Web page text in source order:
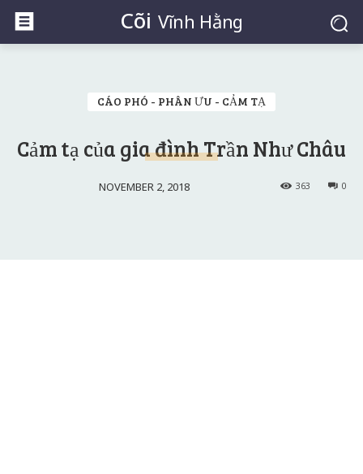
Cõi Vĩnh Hằng
CÁO PHÓ - PHÂN ƯU - CẢM TẠ
Cảm tạ của gia đình Trần Như Châu
NOVEMBER 2, 2018 0
363